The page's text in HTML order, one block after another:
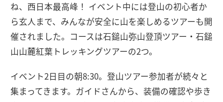
ね、西日本最高峰！ イベント中には登山の初心者か
ら玄人まで、みんなが安全に山を楽しめるツアーも開
催されました。コースは石鎚山弥山登頂ツアー・石鎚
山山麓紅葉トレッキングツアーの2つ。
イベント2日目の朝8:30。登山ツアー参加者が続々と
集まってきます。ガイドさんから、装備の確認や歩き